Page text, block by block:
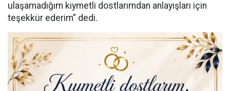
ulaşamadığım kıymetli dostlarımdan anlayışları için
teşekkür ederim” dedi.